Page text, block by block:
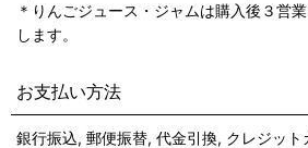
＊りんごジュース・ジャムは購入後３営
します。
お支払い方法
銀行振込, 郵便振替, 代金引換, クレジット